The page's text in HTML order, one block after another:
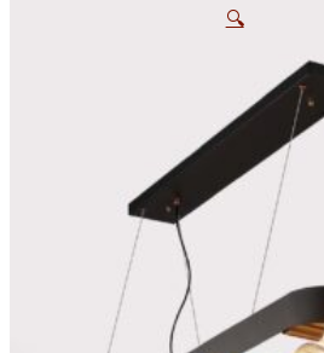
🔍